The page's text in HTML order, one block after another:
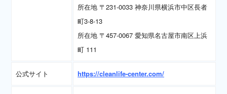
所在地 〒231-0033 神奈川県横浜市中区長者
町3-8-13
所在地 〒457-0067 愛知県名古屋市南区上浜
町 111
公式サイト https://cleanlife-center.com/